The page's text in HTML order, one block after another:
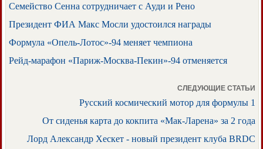
Семейство Сенна сотрудничает с Ауди и Рено
Президент ФИА Макс Мосли удостоился награды
Формула «Опель-Лотос»-94 меняет чемпиона
Рейд-марафон «Париж-Москва-Пекин»-94 отменяется
СЛЕДУЮЩИЕ СТАТЬИ
Русский космический мотор для формулы 1
От сиденья карта до кокпита «Мак-Ларена» за 2 года
Лорд Александр Хескет - новый президент клуба BRDC